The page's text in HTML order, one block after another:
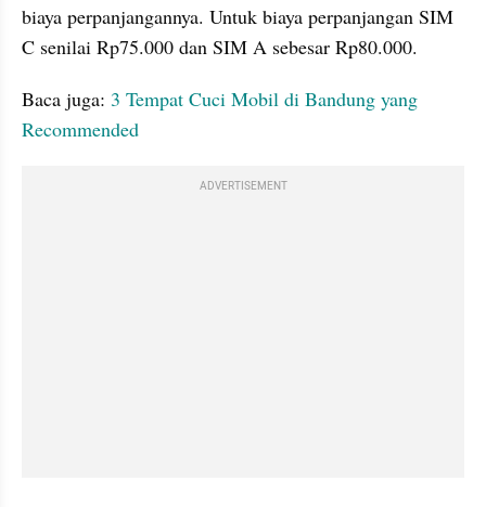
biaya perpanjangannya. Untuk biaya perpanjangan SIM
C senilai Rp75.000 dan SIM A sebesar Rp80.000.
Baca juga: 3 Tempat Cuci Mobil di Bandung yang
ADVERTISEMENT